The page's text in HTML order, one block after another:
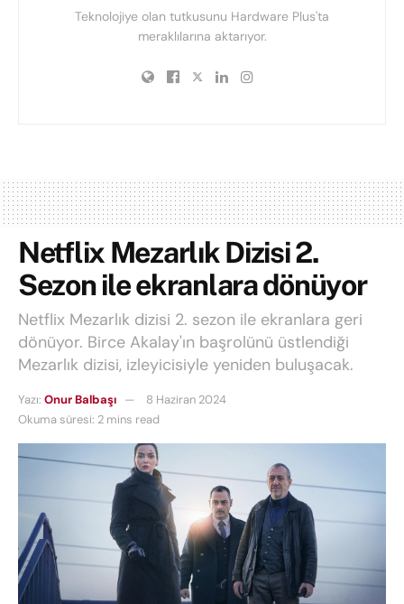
Teknolojiye olan tutkusunu Hardware Plus'ta
meraklılarına aktarıyor.
Netflix Mezarlık Dizisi 2.
Sezon ile ekranlara dönüyor
Netflix Mezarlık dizisi 2. sezon ile ekranlara geri
dönüyor. Birce Akalay'ın başrolünü üstlendiği
Mezarlık dizisi, izleyicisiyle yeniden buluşacak.
Yazı: Onur Balbaşı
8 Haziran 2024
Okuma süresi: 2 mins read